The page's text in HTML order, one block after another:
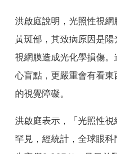
洪啟庭說明，光照性視
黃斑部，其致病原因是
視網膜造成光化學損傷
心盲點，更嚴重會有看
的視覺障礙。
洪啟庭表示，「光照性
罕見，經統計，全球眼